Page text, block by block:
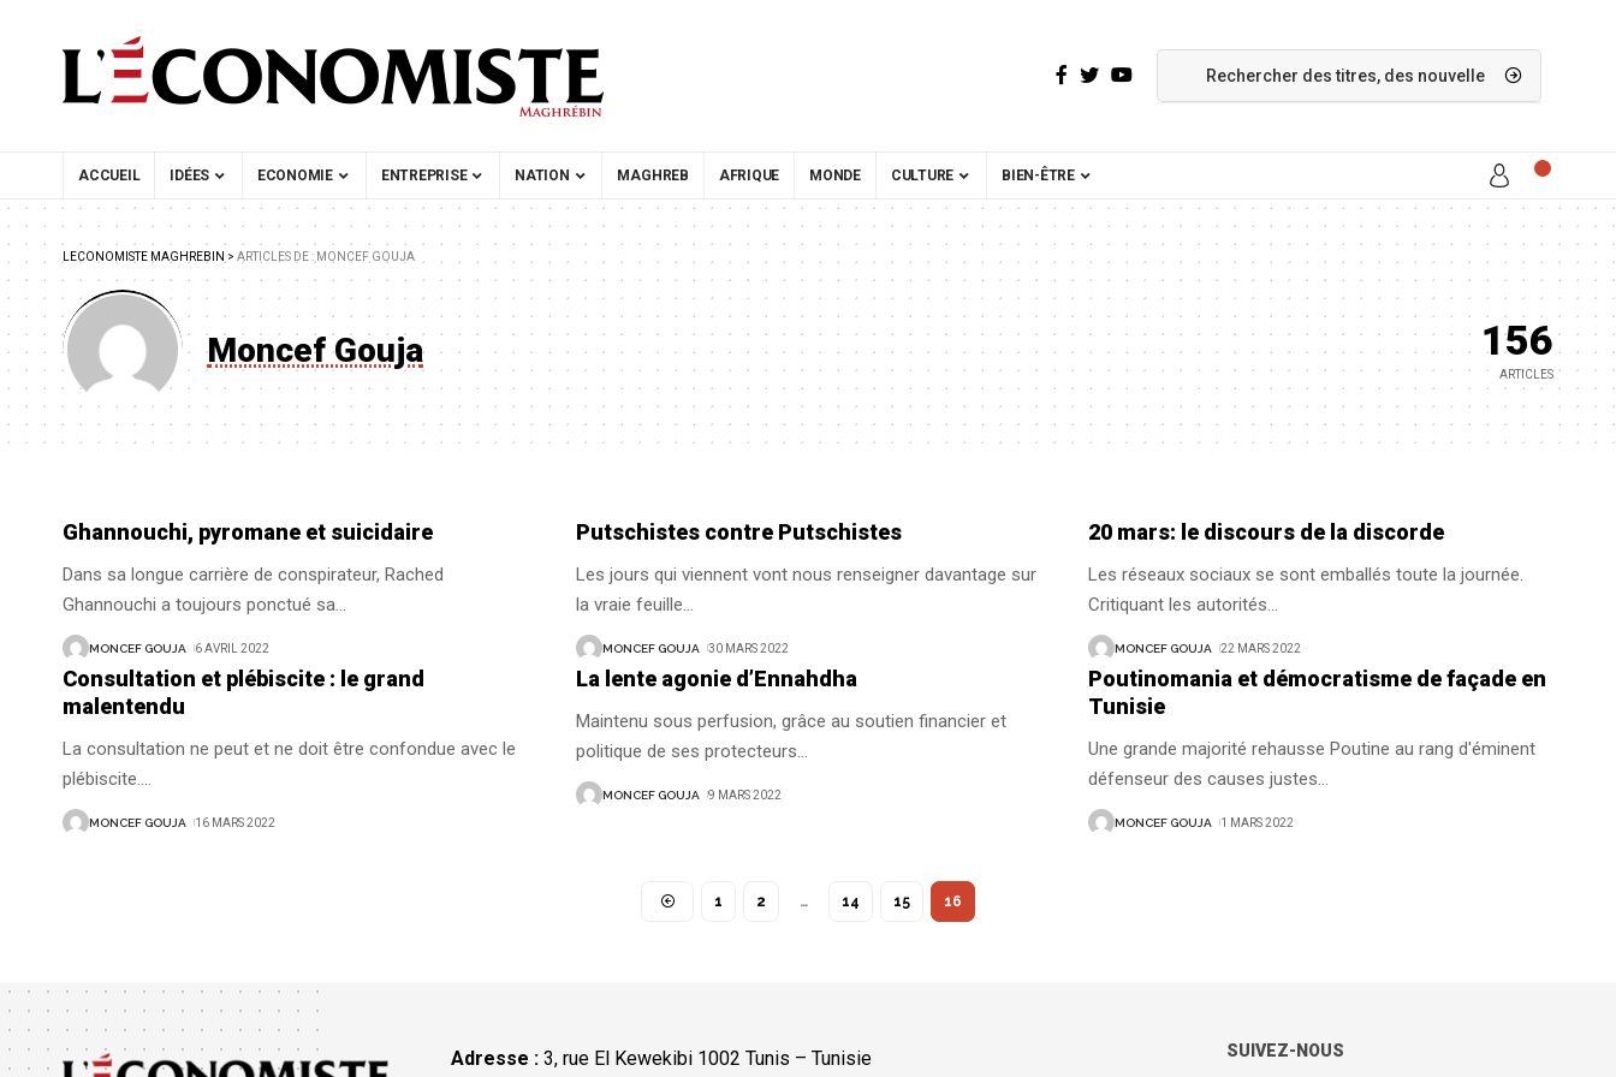
ACCUEIL IDÉES ECONOMIE ENTREPRISE NATION MAGHREB AFRIQUE MONDE CULTURE BIEN-ÊTRE
LECONOMISTE MAGHREBIN > ARTICLES DE : MONCEF GOUJA
Moncef Gouja 156
ARTICLES
Ghannouchi, pyromane et suicidaire
Dans sa longue carrière de conspirateur, Rached
Ghannouchi a toujours ponctué sa…
MONCEF GOUJA 6 AVRIL 2022
Putschistes contre Putschistes
Les jours qui viennent vont nous renseigner davantage sur
la vraie feuille…
MONCEF GOUJA 30 MARS 2022
20 mars: le discours de la discorde
Les réseaux sociaux se sont emballés toute la journée.
Critiquant les autorités…
MONCEF GOUJA 22 MARS 2022
Consultation et plébiscite : le grand
malentendu
La consultation ne peut et ne doit être confondue avec le
plébiscite.…
MONCEF GOUJA 16 MARS 2022
La lente agonie d’Ennahdha
Maintenu sous perfusion, grâce au soutien financier et
politique de ses protecteurs…
MONCEF GOUJA 9 MARS 2022
Poutinomania et démocratisme de façade en
Tunisie
Une grande majorité rehausse Poutine au rang d'éminent
défenseur des causes justes…
MONCEF GOUJA 1 MARS 2022
1 2 … 14 15 16
Adresse : 3, rue El Kewekibi 1002 Tunis – Tunisie SUIVEZ-NOUS